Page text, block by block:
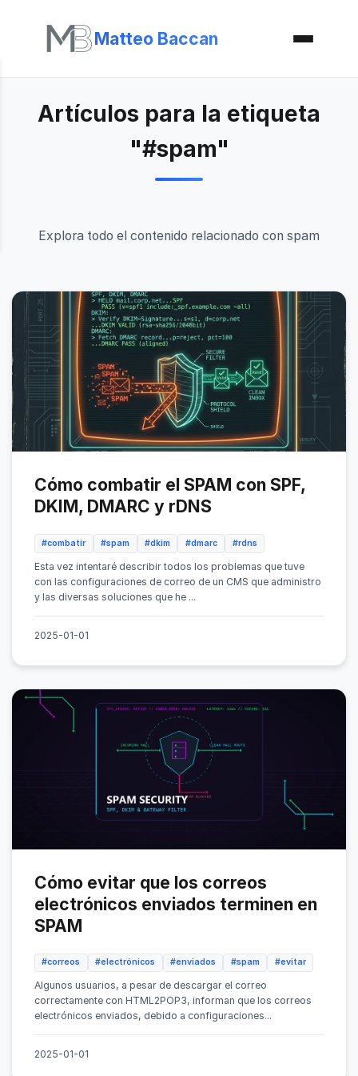
Matteo Baccan
Artículos para la etiqueta
"#spam"
Explora todo el contenido relacionado con spam
Cómo combatir el SPAM con SPF,
DKIM, DMARC y rDNS
#combatir #spam #dkim #dmarc #rdns
Esta vez intentaré describir todos los problemas que tuve
con las configuraciones de correo de un CMS que administro
y las diversas soluciones que he ...
2025-01-01
Cómo evitar que los correos
electrónicos enviados terminen en
SPAM
#correos #electrónicos #enviados #spam #evitar
Algunos usuarios, a pesar de descargar el correo
correctamente con HTML2POP3, informan que los correos
electrónicos enviados, debido a configuraciones...
2025-01-01